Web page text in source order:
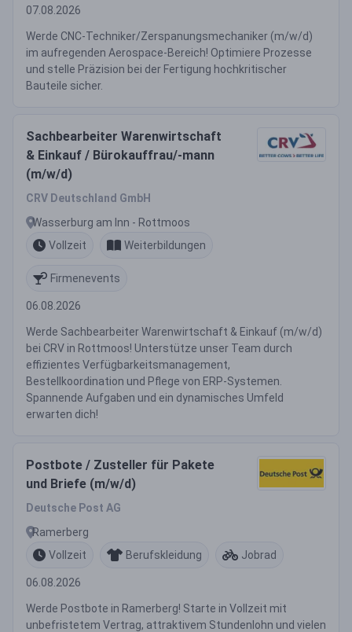
07.08.2026
Werde CNC-Techniker/Zerspanungsmechaniker (m/w/d)
im aufregenden Aerospace-Bereich! Optimiere Prozesse
und stelle Präzision bei der Fertigung hochkritischer
Bauteile sicher.
Sachbearbeiter Warenwirtschaft
& Einkauf / Bürokauffrau/-mann
(m/w/d)
CRV Deutschland GmbH
Wasserburg am Inn - Rottmoos
Vollzeit
Weiterbildungen
Firmenevents
06.08.2026
Werde Sachbearbeiter Warenwirtschaft & Einkauf (m/w/d)
bei CRV in Rottmoos! Unterstütze unser Team durch
effizientes Verfügbarkeitsmanagement,
Bestellkoordination und Pflege von ERP-Systemen.
Spannende Aufgaben und ein dynamisches Umfeld
erwarten dich!
Postbote / Zusteller für Pakete
und Briefe (m/w/d)
Deutsche Post AG
Ramerberg
Vollzeit
Berufskleidung Jobrad
06.08.2026
Werde Postbote in Ramerberg! Starte in Vollzeit mit
unbefristetem Vertrag, attraktivem Stundenlohn und vielen